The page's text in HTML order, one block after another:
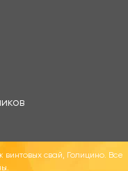
свай, Голицино. Все